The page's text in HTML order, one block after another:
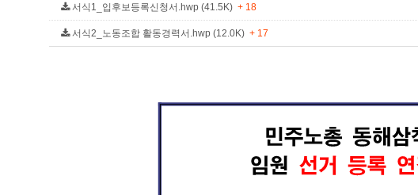
서식1_입후보등록신청서.hwp (41.5K) + 18
서식2_노동조합 활동경력서.hwp (12.0K) + 17